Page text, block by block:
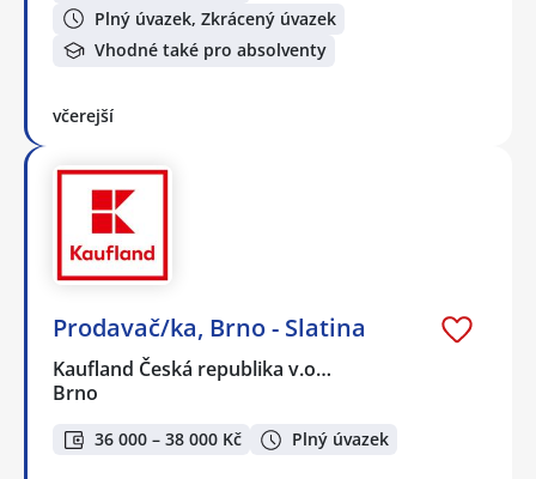
Plný úvazek, Zkrácený úvazek
Vhodné také pro absolventy
včerejší
Prodavač/ka, Brno - Slatina
Kaufland Česká republika v.o…
Brno
36 000 – 38 000 Kč Plný úvazek